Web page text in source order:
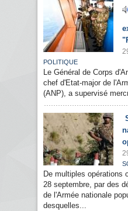
POLITIQUE
Le Général de Corps
chef d'Etat-major de
(ANP), a supervisé
De multiples opérations
28 septembre, par des
de l'Armée nationale
desquelles...